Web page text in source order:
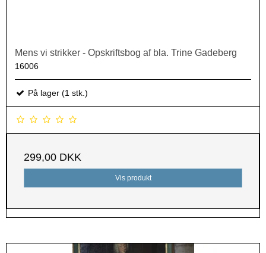
Mens vi strikker - Opskriftsbog af bla. Trine Gadeberg
16006
På lager (1 stk.)
299,00 DKK
Vis produkt